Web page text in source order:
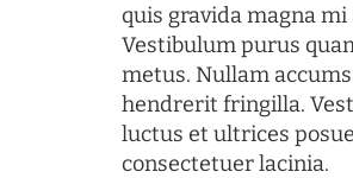
quis gravida magna
Vestibulum purus
metus. Nullam
hendrerit fringilla.
luctus et ultrices
consectetuer lacinia.